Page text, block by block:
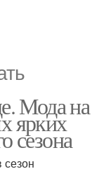
Мода на
ярких
сезона